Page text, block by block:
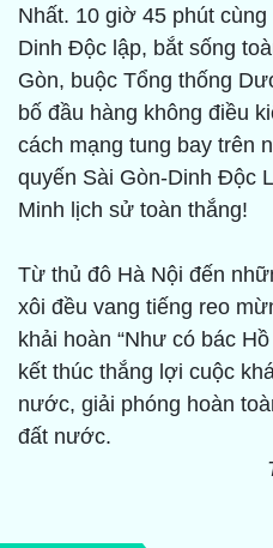
Nhất. 10 giờ 45 phút
Dinh Độc lập, bắt sống
Gòn, buộc Tổng thống
bố đầu hàng không điều
cách mạng tung bay trên
quyến Sài Gòn-Dinh Độc
Minh lịch sử toàn thắng!
Từ thủ đô Hà Nội đến
xôi đều vang tiếng reo
khải hoàn “Như có bác
kết thúc thắng lợi cuộc
nước, giải phóng hoàn
đất nước.